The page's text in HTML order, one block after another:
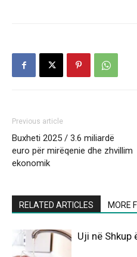
Previous article
Buxheti 2025 / 3.6 miliardë
euro për mirëqenie dhe zhvillim
ekonomik
RELATED ARTICLES MORE
Uji në